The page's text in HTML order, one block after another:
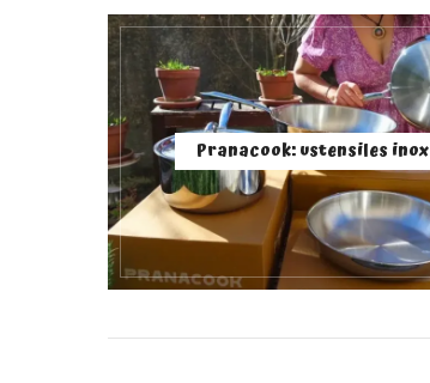
Pranacook: ustensiles inox